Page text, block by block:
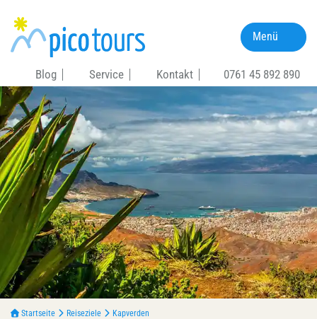
Blog Service Kontakt 0761 45 892 890
Menü
Startseite Reiseziele
Kapverden